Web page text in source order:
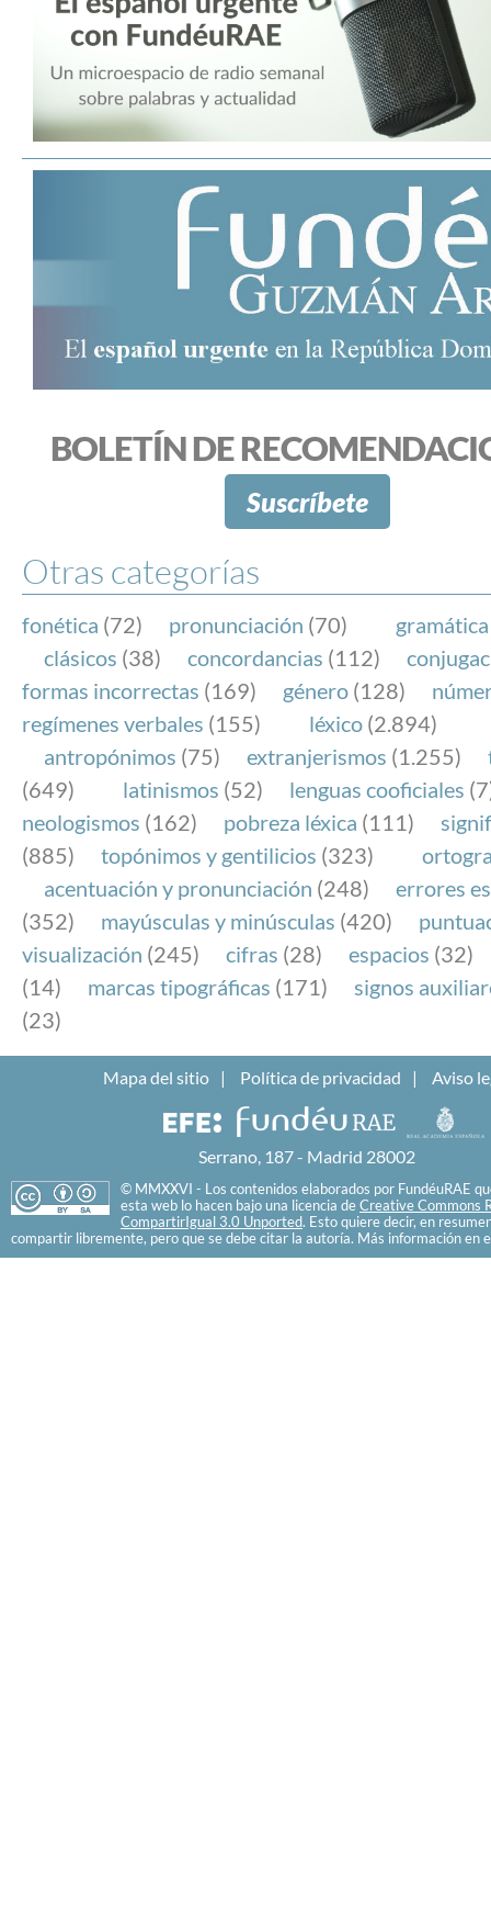
BOLETÍN DE
Suscríbete
Otras categorías
fonética (72) pronunciación (70) gramática
clásicos (38) concordancias (112)
formas incorrectas (169) género (128)
regímenes verbales (155) léxico (2.894)
antropónimos (75) extranjerismos (1.255)
(649)
latinismos (52) lenguas cooficiales
neologismos (162) pobreza léxica (111)
(885)
topónimos y gentilicios (323)
acentuación y pronunciación (248)
errores
(352)
mayúsculas y minúsculas (420)
visualización (245) cifras (28) espacios (32)
(14)
marcas tipográficas (171)
signos
(23)
Mapa del sitio Política de privacidad Aviso
Serrano, 187 - Madrid 28002
© MMXXVI - Los contenidos elaborados por FundéuRAE
esta web lo hacen bajo una licencia de Creative Commons
CompartirIgual 3.0 Unported. Esto quiere decir, en
compartir libremente, pero que se debe citar la autoría. Más información en